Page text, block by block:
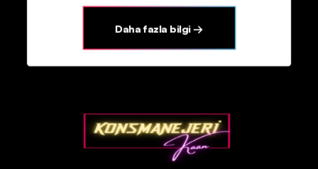
Daha fazla bilgi →